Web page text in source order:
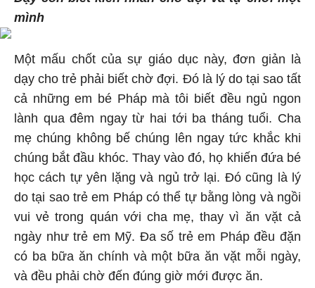
mình
Một mấu chốt của sự giáo dục này, đơn giản là
dạy cho trẻ phải biết chờ đợi. Đó là lý do tại sao tất
cả những em bé Pháp mà tôi biết đều ngủ ngon
lành qua đêm ngay từ hai tới ba tháng tuổi. Cha
mẹ chúng không bế chúng lên ngay tức khắc khi
chúng bắt đầu khóc. Thay vào đó, họ khiến đứa bé
học cách tự yên lặng và ngủ trở lại. Đó cũng là lý
do tại sao trẻ em Pháp có thể tự bằng lòng và ngồi
vui vẻ trong quán với cha mẹ, thay vì ăn vặt cả
ngày như trẻ em Mỹ. Đa số trẻ em Pháp đều đặn
có ba bữa ăn chính và một bữa ăn vặt mỗi ngày,
và đều phải chờ đến đúng giờ mới được ăn.